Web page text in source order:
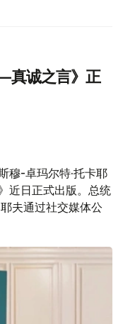
真诚之言》正
穆-卓玛尔特·托卡耶
近日正式出版。总统
夫通过社交媒体公